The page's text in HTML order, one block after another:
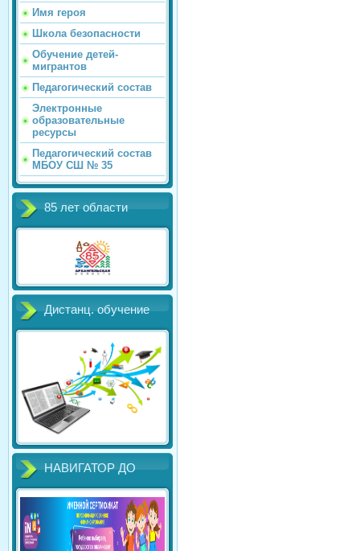
Имя героя
Школа безопасности
Обучение детей-
мигрантов
Педагогический состав
Электронные
образовательные
ресурсы
Педагогический состав
МБОУ СШ № 35
85 лет области
Дистанц. обучение
НАВИГАТОР ДО